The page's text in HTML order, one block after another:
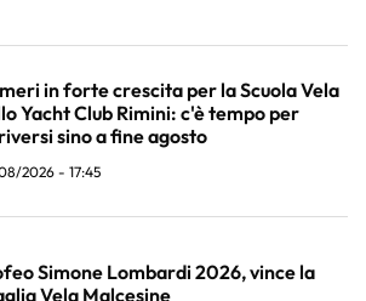
in forte crescita per la Scuola Vela
Yacht Club Rimini: c'è tempo per
sino a fine agosto
2026 - 17:45
Simone Lombardi 2026, vince la
Vela Malcesine